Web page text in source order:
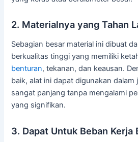
2. Materialnya yang Tahan
Sebagian besar material ini dibuat
berkualitas tinggi yang memiliki
benturan, tekanan, dan keausan.
baik, alat ini dapat digunakan dalam
sangat panjang tanpa mengalami
yang signifikan.
3. Dapat Untuk Beban Kerja